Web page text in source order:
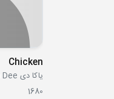
Chicken
یاکا دی Yakka Dee
1680